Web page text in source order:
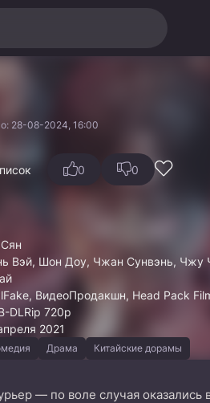
28-08-2024, 16:00
0 0
Вэй, Шон Доу, Чжан Сунвэнь, Чжу
ВидеоПродакшн, Head Pack
DLRip 720p
2021
Драма Китайские дорамы
— по воле случая оказались